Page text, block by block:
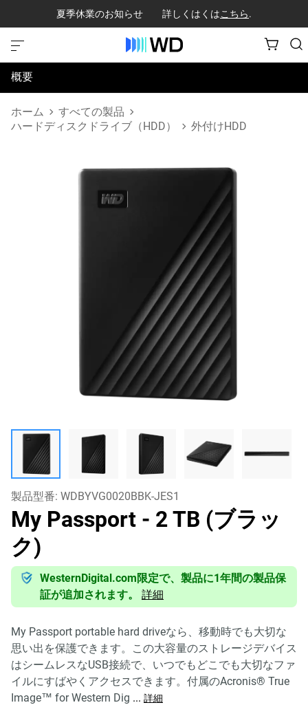
夏季休業のお知らせ 詳しくはくはこちら.
概要
仕様
ホーム
すべての製品
ハードディスクドライブ（HDD）
外付けHDD
製品型番: WDBYVG0020BBK-JES1
My Passport - 2 TB (ブラッ
ク)
WesternDigital.com限定で、製品に1年間の製品保
証が追加されます。
詳細
My Passport portable hard driveなら、移動時でも大切な
思い出を保護できます。この大容量のストレージデバイス
はシームレスなUSB接続で、いつでもどこでも大切なファ
イルにすばやくアクセスできます。付属のAcronis® True
Image™ for Western Dig ... 詳細